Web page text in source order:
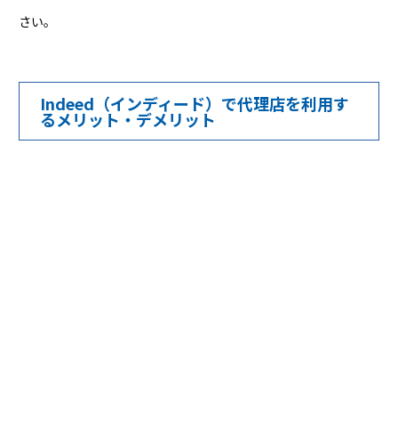
さい。
Indeed（インディード）で代理店を利用す
るメリット・デメリット